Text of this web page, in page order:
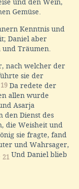
und den Wein,
Gemüse.
Kenntnis und
Daniel aber
Träumen.
nach welcher der
sie der
19 Da redete der
allen wurde
Asarja
den Dienst des
die Weisheit und
sie fragte, fand
und Wahrsager,
21 Und Daniel blieb